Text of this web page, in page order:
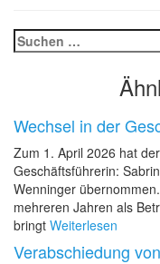
Suchen
nach:
Wechsel in der
Zum 1. April 2026 hat
Geschäftsführerin:
Wenninger
mehreren Jahren als
bringt Weiterlesen
Verabschiedung